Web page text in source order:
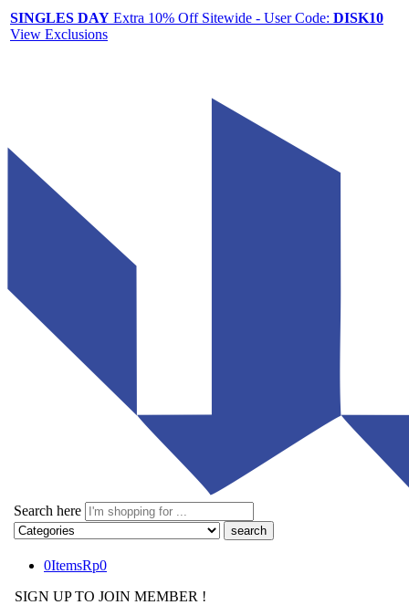
SINGLES DAY Extra 10% Off Sitewide - User Code: DISK10
View Exclusions
Search here
0ItemsRp0
SIGN UP TO JOIN MEMBER !